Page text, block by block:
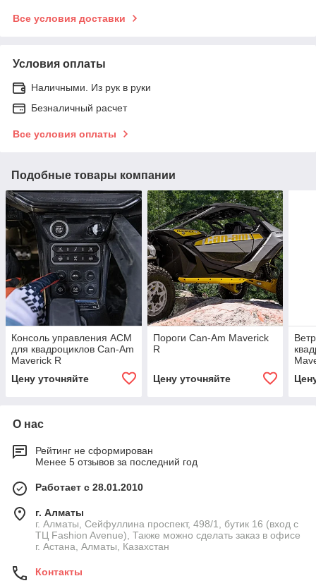
Все условия доставки
Условия оплаты
Наличными. Из рук в руки
Безналичный расчет
Все условия оплаты
Подобные товары компании
Консоль управления ACM
для квадроциклов Can-Am
Maverick R
Цену уточняйте
Пороги Can-Am Maverick
R
Цену уточняйте
О нас
Рейтинг не сформирован
Менее 5 отзывов за последний год
Работает с 28.01.2010
г. Алматы
г. Алматы, Сейфуллина проспект, 498/1, бутик 16 (вход с
ТЦ Fashion Avenue), Также можно сделать заказ в офисе
г. Астана, Алматы, Казахстан
Контакты